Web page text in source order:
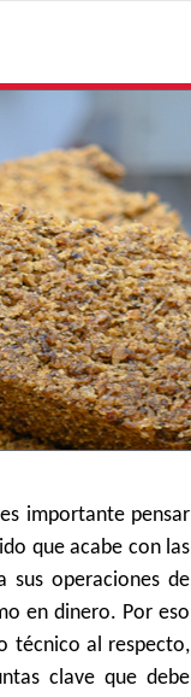
importante pensar
que acabe con las
sus operaciones de
en dinero. Por eso
técnico al respecto,
clave que debe